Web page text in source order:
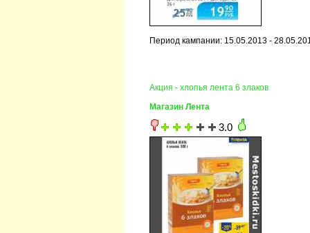
Период кампании: 15.05.2013 -
Акция - хлопья лента 6 злаков
Магазин Лента
3.0